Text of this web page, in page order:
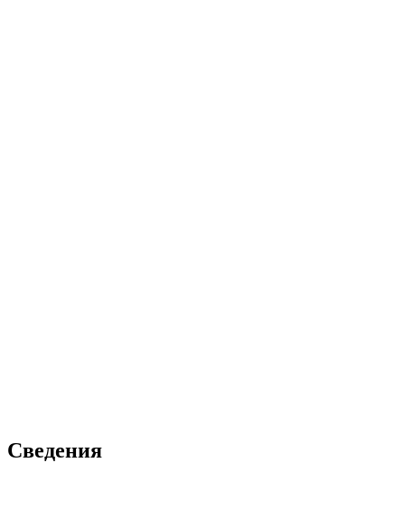
Сведения